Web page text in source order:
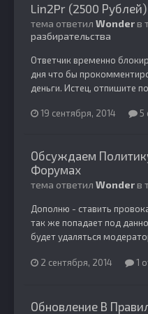
Lin2Pr (2500 Рублей)
тема ответил Wonderв
разбирательства
Ответчик временно
дня что бы
деньги. Истец, отпишите
19 сентября, 2014 5
Обсуждаем
Форумах
тема ответил Wonderв
Дополню - ставить
так же попадает под
будет удаляться
2 сентября, 2014 1
Обновление В